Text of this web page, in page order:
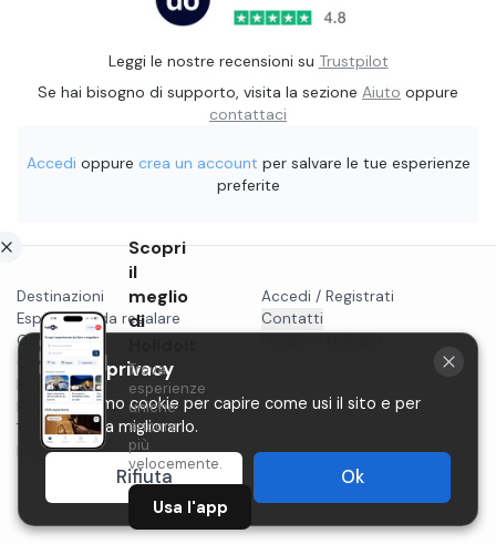
Leggi le nostre recensioni su Trustpilot
Se hai bisogno di supporto, visita la sezione Aiuto oppure
contattaci
Accedi oppure crea un account per salvare le tue esperienze
preferite
Destinazioni
Esperienze da regalare
Gift card
Cosa fare a...
Blog
Privacy
Termini
Instagram
Accedi / Registrati
Contatti
Scopri
il
meglio
di
Trova
esperienze
uniche
ancora
più
velocemente.
Usa l'app
La tua privacy
Utilizziamo cookie per capire come usi il sito e per
aiutarci a migliorarlo.
Rifiuta Ok